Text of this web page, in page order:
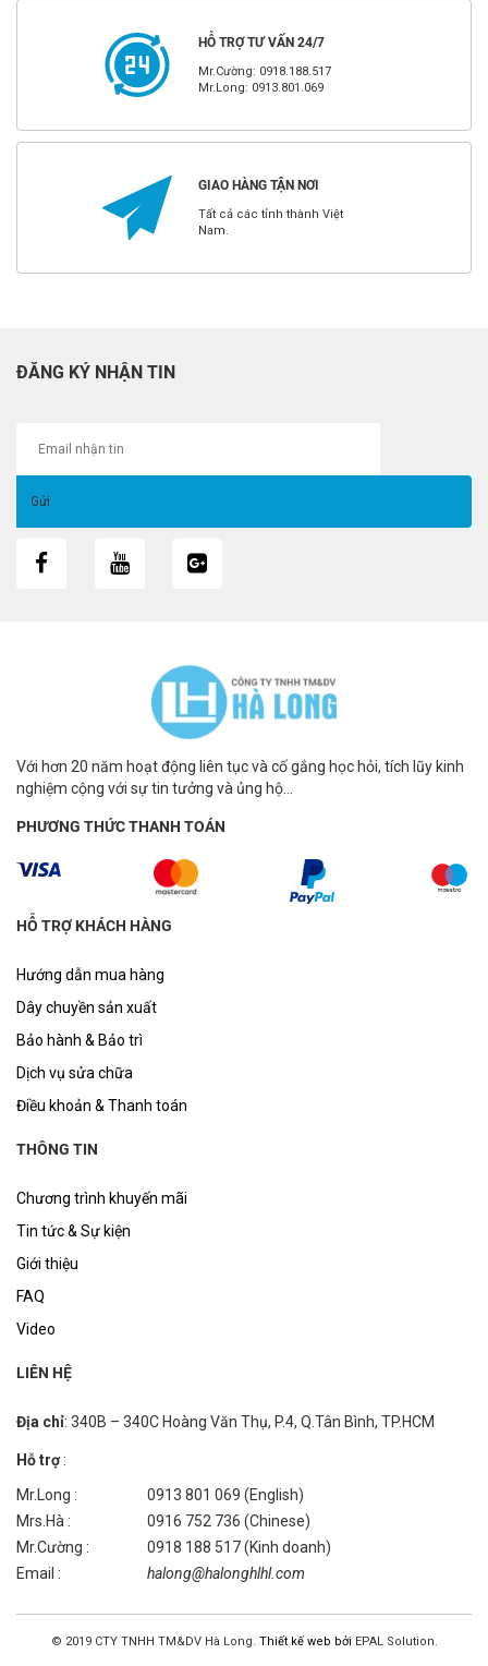
HỖ TRỢ TƯ VẤN 24/7
Mr.Cường: 0918.188.517
Mr.Long: 0913.801.069
GIAO HÀNG TẬN NƠI
Tất cả các tỉnh thành Việt
Nam.
ĐĂNG KÝ NHẬN TIN
Với hơn 20 năm hoạt động liên tục và cố gắng học hỏi, tích lũy kinh
nghiệm cộng với sự tin tưởng và ủng hộ...
PHƯƠNG THỨC THANH TOÁN
HỖ TRỢ KHÁCH HÀNG
Hướng dẫn mua hàng
Dây chuyền sản xuất
Bảo hành & Bảo trì
Dịch vụ sửa chữa
Điều khoản & Thanh toán
THÔNG TIN
Chương trình khuyến mãi
Tin tức & Sự kiện
Giới thiệu
FAQ
Video
LIÊN HỆ
Địa chỉ: 340B – 340C Hoàng Văn Thụ, P.4, Q.Tân Bình, TP.HCM
Hỗ trợ:
Mr.Long :
0913 801 069 (English)
Mrs.Hà :
0916 752 736 (Chinese)
Mr.Cường :
0918 188 517 (Kinh doanh)
Email :
halong@halonghlhl.com
© 2019 CTY TNHH TM&DV Hà Long. Thiết kế web bởi EPAL Solution.